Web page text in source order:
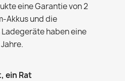
eine Garantie von 2
Akkus und die
haben eine
ein Rat